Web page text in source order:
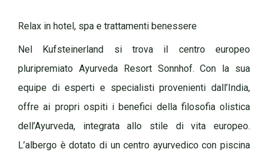
Relax in hotel, spa e trattamenti benessere
Nel Kufsteinerland si trova il centro europeo
pluripremiato Ayurveda Resort Sonnhof. Con la sua
equipe di esperti e specialisti provenienti dall’India,
offre ai propri ospiti i benefici della filosofia olistica
dell’Ayurveda, integrata allo stile di vita europeo.
L’albergo è dotato di un centro ayurvedico con piscina